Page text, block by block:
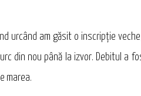
urcând am găsit o inscripţie
din nou până la izvor. Debitul a
marea.